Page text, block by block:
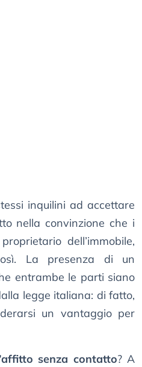
inquilini ad accettare
nella convinzione che i
dell’immobile,
La presenza di un
entrambe le parti siano
legge italiana: di fatto,
un vantaggio per
senza contatto? A